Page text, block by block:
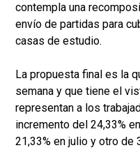
contempla una
envío de partidas para
casas de estudio.
La propuesta final es la
semana y que tiene el
representan a los
incremento del 24,33%
21,33% en julio y otro de